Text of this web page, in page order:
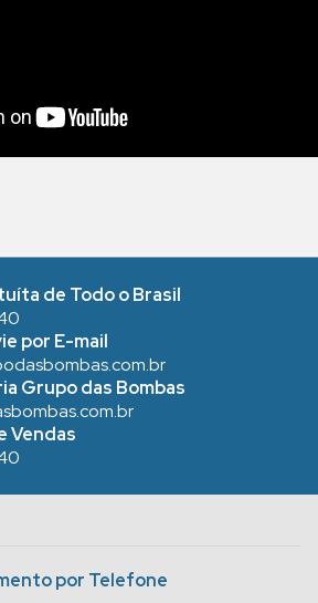
de Todo o Brasil
por E-mail
Grupo das Bombas
Vendas
por Telefone